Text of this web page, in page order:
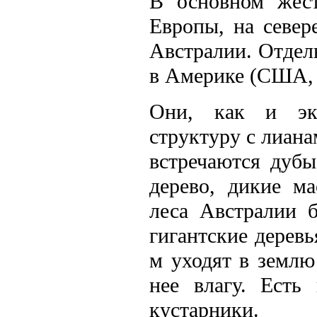
Европы, на
Австралии.
в Америке (США,
Они, как и
структуру с
встречаются
дерево, дикие
леса Австралии
гигантские
м уходят в
нее влагу. Есть
кустарники.